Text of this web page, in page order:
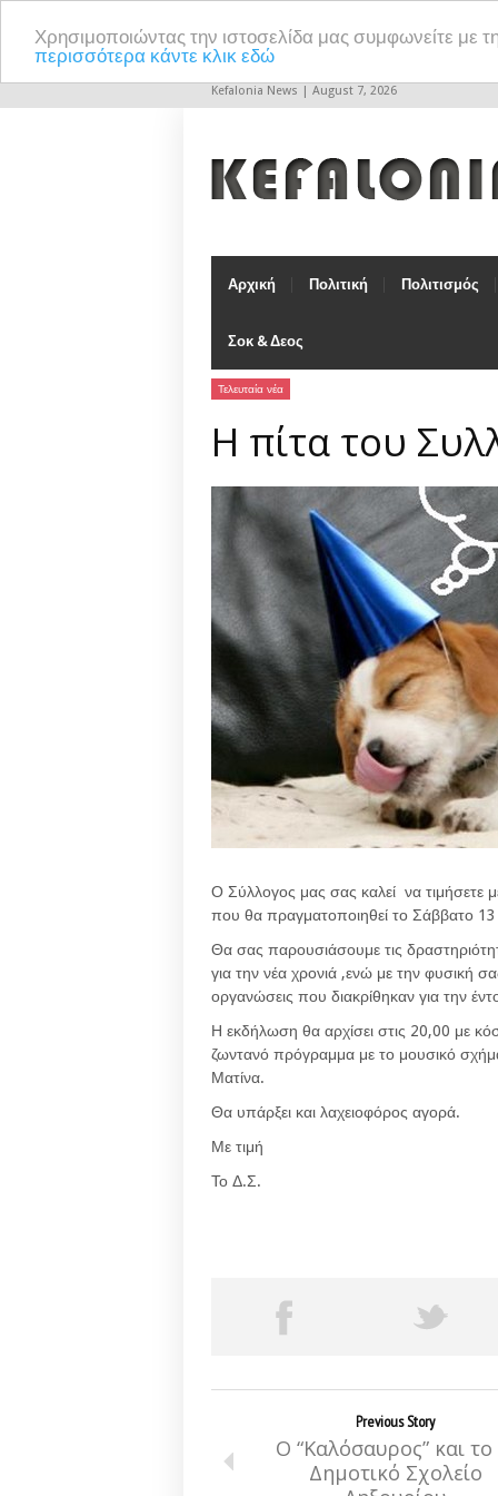
Χρησιμοποιώντας την ιστοσελίδα μας συμφωνείτε με
περισσότερα κάντε κλικ εδώ
Kefalonia News | August 7, 2026
Αρχική Πολιτική Πολιτισμός
Σοκ & Δεος
Τελευταία νέα
Η πίτα του
Ο Σύλλογος μας σας καλεί να τιμήσετε
που θα πραγματοποιηθεί το Σάββατο
Θα σας παρουσιάσουμε τις
για την νέα χρονιά ,ενώ με την φυσική
οργανώσεις που διακρίθηκαν για την
Η εκδήλωση θα αρχίσει στις 20,00 με
ζωντανό πρόγραμμα με το μουσικό
Ματίνα.
Θα υπάρξει και λαχειοφόρος αγορά.
Με τιμή
Το Δ.Σ.
Previous Story
Ο “Καλόσαυρος” και το
Δημοτικό Σχολείο